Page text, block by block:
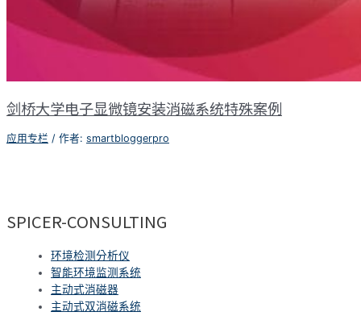
剑桥大学电子显微镜安装消磁系统特殊案例
应用专栏 / 作者: smartbloggerpro
SPICER-CONSULTING
环境检测分析仪
智能环境监测系统
主动式消磁器
主动式双消磁系统